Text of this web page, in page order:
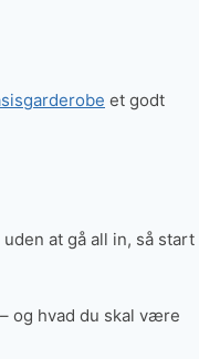
et godt
at gå all in, så start
og hvad du skal være